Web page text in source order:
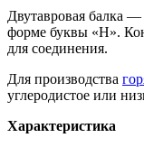
Двутавровая балка —
форме буквы «Н».
для соединения.
Для производства
углеродистое или
Характеристика